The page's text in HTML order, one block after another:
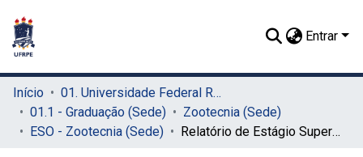
Entrar
Início
01. Universidade Federal Rural de Pernambuco - UFRPE (Sede)
01.1 - Graduação (Sede)
Zootecnia (Sede)
ESO - Zootecnia (Sede)
Relatório de Estágio Supervisionado Obrigatório